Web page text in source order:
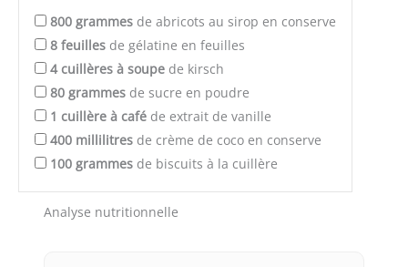
800 grammes de abricots au sirop en conserve
8 feuilles de gélatine en feuilles
4 cuillères à soupe de kirsch
80 grammes de sucre en poudre
1 cuillère à café de extrait de vanille
400 millilitres de crème de coco en conserve
100 grammes de biscuits à la cuillère
Analyse nutritionnelle